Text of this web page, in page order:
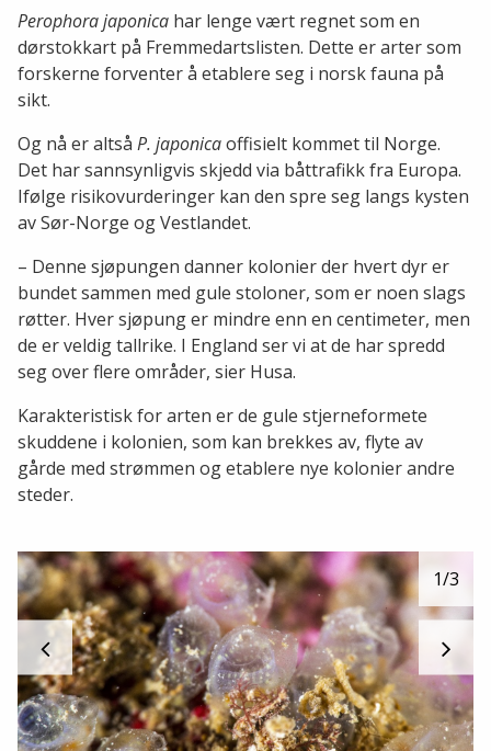
Perophora japonica har lenge vært regnet som en
dørstokkart på Fremmedartslisten. Dette er arter som
forskerne forventer å etablere seg i norsk fauna på
sikt.
Og nå er altså P. japonicaoffisielt kommet til Norge.
Det har sannsynligvis skjedd via båttrafikk fra Europa.
Ifølge risikovurderinger kan den spre seg langs kysten
av Sør-Norge og Vestlandet.
– Denne sjøpungen danner kolonier der hvert dyr er
bundet sammen med gule stoloner, som er noen slags
røtter. Hver sjøpung er mindre enn en centimeter, men
de er veldig tallrike. I England ser vi at de har spredd
seg over flere områder, sier Husa.
Karakteristisk for arten er de gule stjerneformete
skuddene i kolonien, som kan brekkes av, flyte av
gårde med strømmen og etablere nye kolonier andre
steder.
1/3